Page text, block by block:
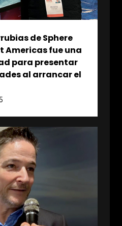
de Sphere
Americas fue una
para presentar
al arrancar el